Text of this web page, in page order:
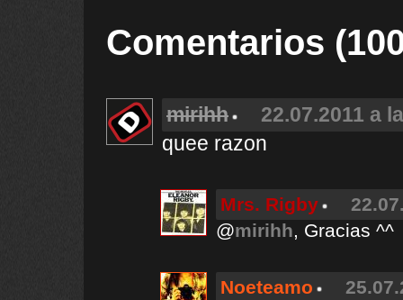
Comentarios
mirihh
22.07.2011 a
quee razon
Mrs. Rigby
@mirihh, Gracias ^^
Noeteamo